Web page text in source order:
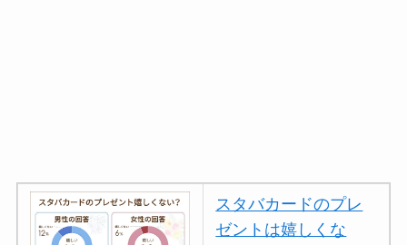
スタバカードのプレ
ゼントは嬉しくな